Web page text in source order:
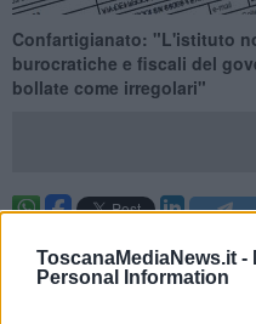
ToscanaMediaNews.it -
Personal Information
Confartigianato: "L'istituto
burocratiche e fiscali del
bollate come irregolari"
riprendere a lavorare,
sorta di corto circuito